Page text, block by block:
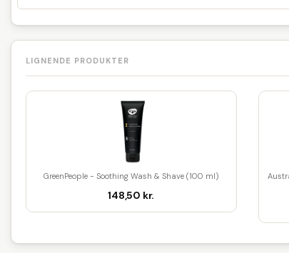
LIGNENDE PRODUKTER
GreenPeople - Soothing Wash & Shave (100 ml)
148,50 kr.